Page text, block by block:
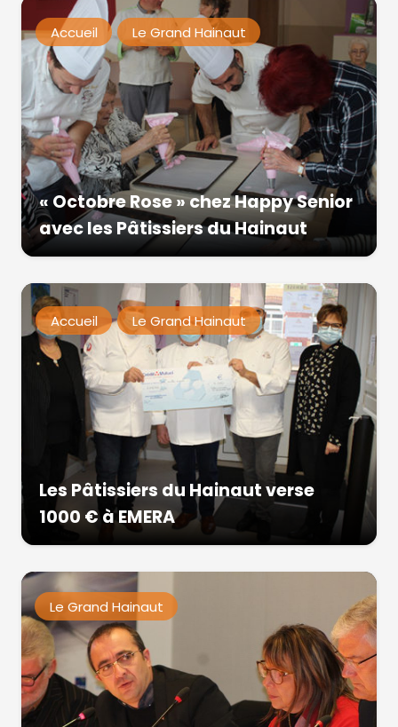
Accueil Le Grand Hainaut
« Octobre Rose » chez Happy Senior
avec les Pâtissiers du Hainaut
Accueil Le Grand Hainaut
Les Pâtissiers du Hainaut verse
1000 € à EMERA
Le Grand Hainaut